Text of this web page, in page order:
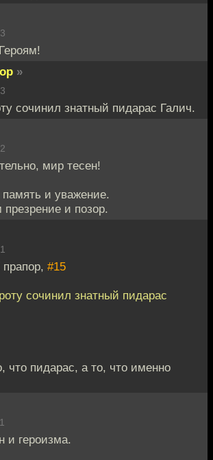
»
сочинил знатный пидарас Галич.
мир тесен!
и уважение.
и позор.
#15
сочинил знатный пидарас
что пидарас, а то, что именно
и героизма.